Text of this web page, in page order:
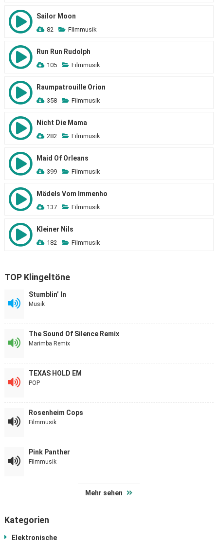
Sailor Moon
82 Filmmusik
Run Run Rudolph
105 Filmmusik
Raumpatrouille Orion
358 Filmmusik
Nicht Die Mama
282 Filmmusik
Maid Of Orleans
399 Filmmusik
Mädels Vom Immenho
137 Filmmusik
Kleiner Nils
182 Filmmusik
TOP Klingeltöne
Stumblin’ In
Musik
The Sound Of Silence Remix
Marimba Remix
TEXAS HOLD EM
POP
Rosenheim Cops
Filmmusik
Pink Panther
Filmmusik
Mehr sehen
Kategorien
Elektronische